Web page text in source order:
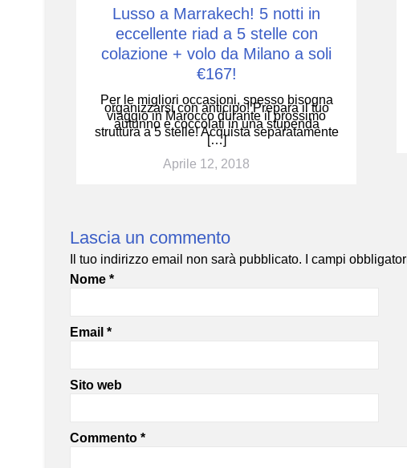
Lusso a Marrakech! 5 notti in
eccellente riad a 5 stelle con
colazione + volo da Milano a soli
€167!
Per le migliori occasioni, spesso bisogna
organizzarsi con anticipo! Prepara il tuo
viaggio in Marocco durante il prossimo
autunno e coccolati in una stupenda
struttura a 5 stelle! Acquista separatamente
[…]
Aprile 12, 2018
Lascia un commento
Il tuo indirizzo email non sarà pubblicato. I campi
Nome *
Email *
Sito web
Commento *